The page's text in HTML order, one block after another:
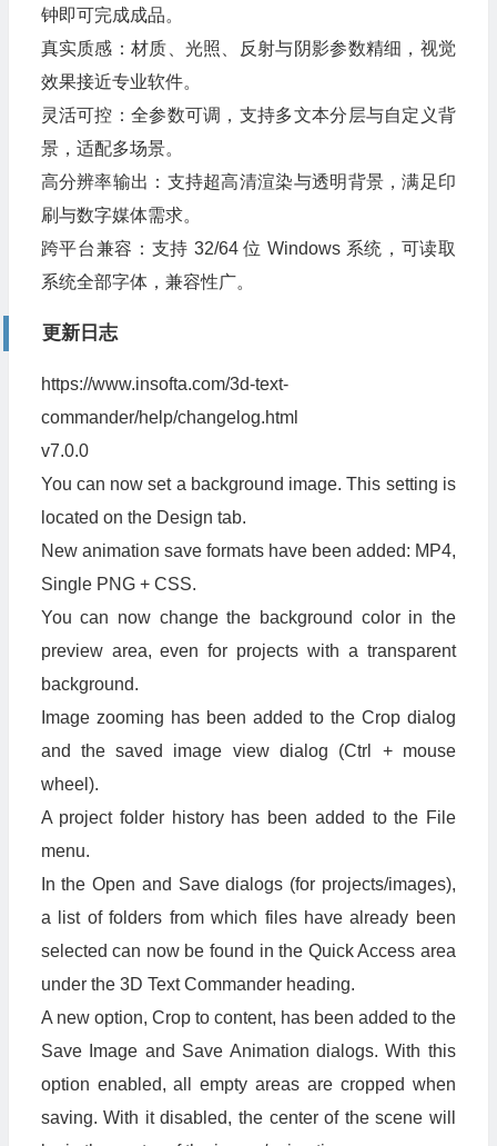
钟即可完成成品。
真实质感：材质、光照、反射与阴影参数精细，视觉
效果接近专业软件。
灵活可控：全参数可调，支持多文本分层与自定义背
景，适配多场景。
高分辨率输出：支持超高清渲染与透明背景，满足印
刷与数字媒体需求。
跨平台兼容：支持 32/64 位 Windows 系统，可读取
系统全部字体，兼容性广。
更新日志
https://www.insofta.com/3d-text-
commander/help/changelog.html
v7.0.0
You can now set a background image. This setting is
located on the Design tab.
New animation save formats have been added: MP4,
Single PNG + CSS.
You can now change the background color in the
preview area, even for projects with a transparent
background.
Image zooming has been added to the Crop dialog
and the saved image view dialog (Ctrl + mouse
wheel).
A project folder history has been added to the File
menu.
In the Open and Save dialogs (for projects/images),
a list of folders from which files have already been
selected can now be found in the Quick Access area
under the 3D Text Commander heading.
A new option, Crop to content, has been added to the
Save Image and Save Animation dialogs. With this
option enabled, all empty areas are cropped when
saving. With it disabled, the center of the scene will